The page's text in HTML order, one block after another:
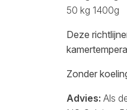
50 kg 1400g
Deze
Zonder
Advies: Als